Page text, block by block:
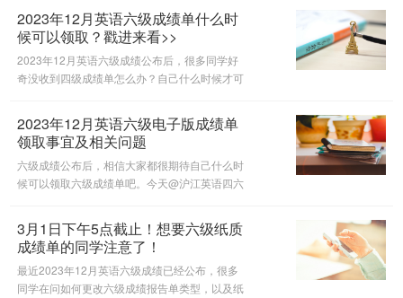
单以及领取了电子成绩单是否还能申请纸质版，
一起来看看吧。
2023年12月英语六级成绩单什么时
候可以领取？戳进来看>>
2023年12月英语六级成绩公布后，很多同学好
奇没收到四级成绩单怎么办？自己什么时候才可
今天@沪江英语四六级微信公众号为大家解答以
上问题，一起来看看吧！
2023年12月英语六级电子版成绩单
领取事宜及相关问题
六级成绩公布后，相信大家都很期待自己什么时
候可以领取六级成绩单吧。今天@沪江英语四六
问题及解答，希望对你有所帮助。
3月1日下午5点截止！想要六级纸质
成绩单的同学注意了！
最近2023年12月英语六级成绩已经公布，很多
同学在问如何更改六级成绩报告单类型，以及纸